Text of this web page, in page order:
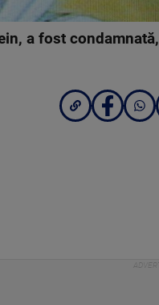
a fost condamnată,